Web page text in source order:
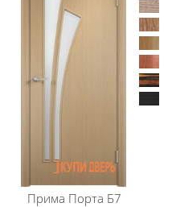
Прима Порта Б7